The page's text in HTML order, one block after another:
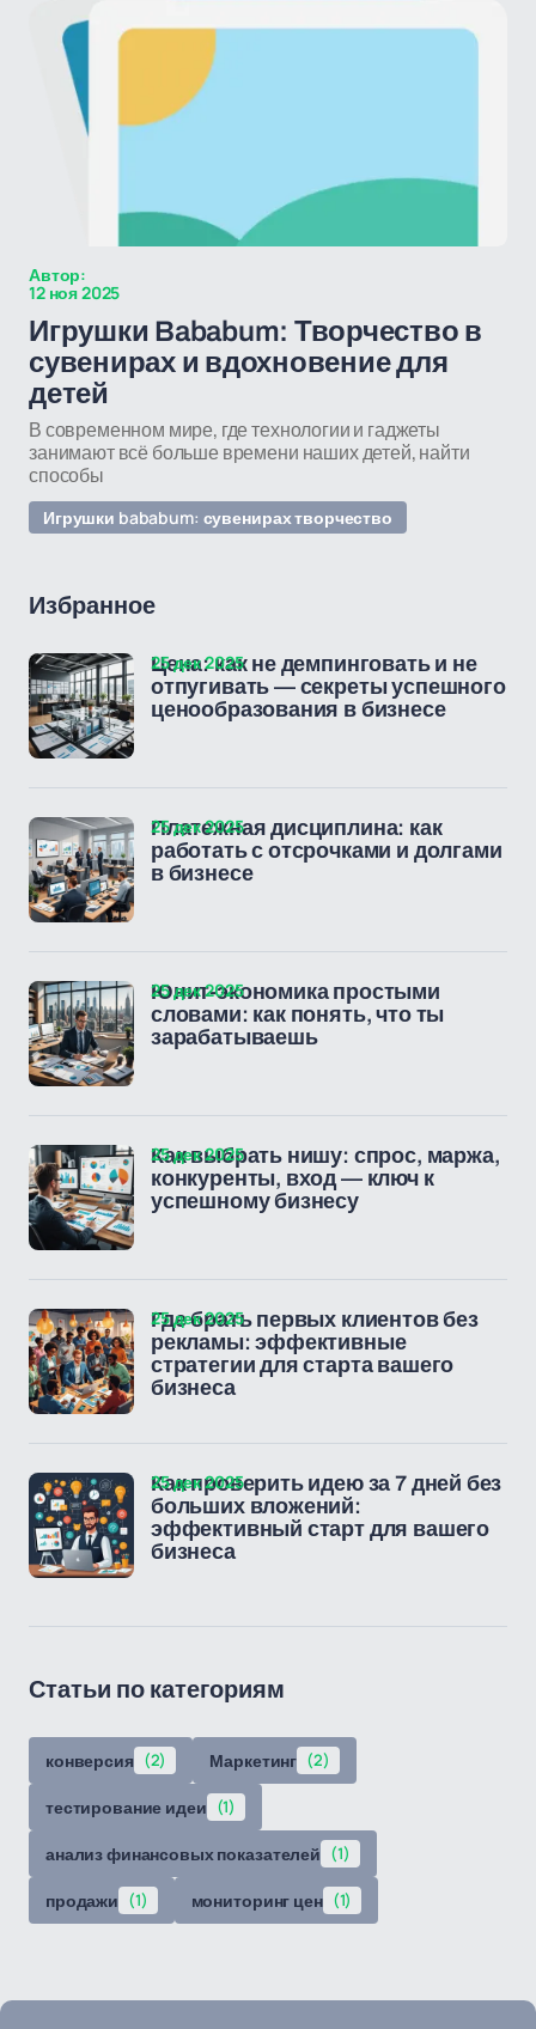
Автор:
12 ноя 2025
Игрушки Bababum: Творчество в
сувенирах и вдохновение для
детей
В современном мире, где технологии и гаджеты
занимают всё больше времени наших детей, найти
способы
Игрушки bababum: сувенирах творчество
Избранное
Цена: как не демпинговать и не
отпугивать — секреты успешного
ценообразования в бизнесе
25 дек 2025
Платежная дисциплина: как
работать с отсрочками и долгами
в бизнесе
25 дек 2025
Юнит-экономика простыми
словами: как понять, что ты
зарабатываешь
25 дек 2025
Как выбрать нишу: спрос, маржа,
конкуренты, вход — ключ к
успешному бизнесу
25 дек 2025
Где брать первых клиентов без
рекламы: эффективные
стратегии для старта вашего
бизнеса
25 дек 2025
Как проверить идею за 7 дней без
больших вложений:
эффективный старт для вашего
бизнеса
25 дек 2025
Статьи по категориям
конверсия (2) Маркетинг (2)
тестирование идеи (1)
анализ финансовых показателей (1)
продажи (1) мониторинг цен (1)